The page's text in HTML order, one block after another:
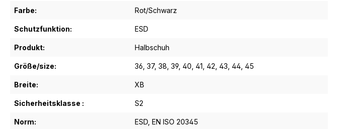
Farbe: Rot/Schwarz
Schutzfunktion: ESD
Produkt: Halbschuh
Größe/size: 36 , 37, 38 , 39 , 40 , 41 , 42 , 43 , 44 , 45
Breite: XB
Sicherheitsklasse : S2
Norm: ESD , EN ISO 20345